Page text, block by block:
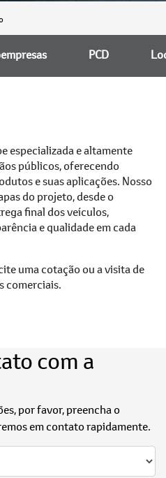
PCD
especializada e altamente
públicos, oferecendo
e suas aplicações. Nosso
do projeto, desde o
final dos veículos,
e qualidade em cada
uma cotação ou a visita de
comerciais.
com a
por favor, preencha o
em contato rapidamente.